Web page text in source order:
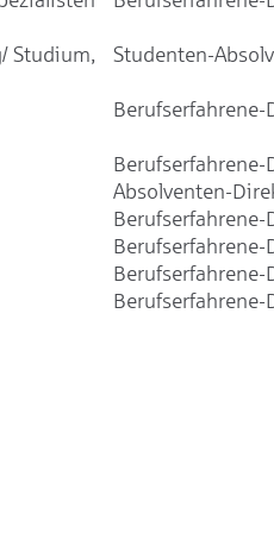
Studium, Studenten-
Absolventen-